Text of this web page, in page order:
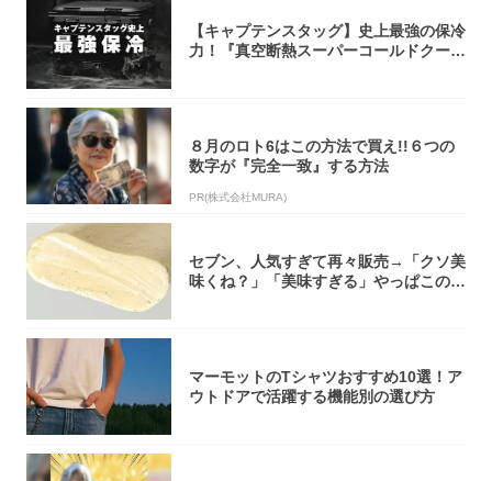
【キャプテンスタッグ】史上最強の保冷
力！『真空断熱スーパーコールドクーラ
８月のロト6はこの方法で買え!!６つの
数字が『完全一致』する方法
PR(株式会社MURA)
セブン、人気すぎて再々販売→「クソ美
味くね？」「美味すぎる」やっぱこのク
マーモットのTシャツおすすめ10選！ア
ウトドアで活躍する機能別の選び方